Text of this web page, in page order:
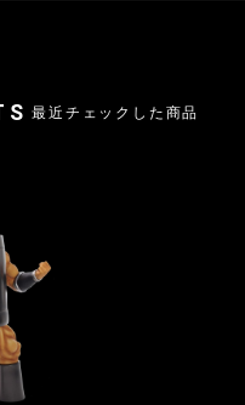
最近チェックした商品